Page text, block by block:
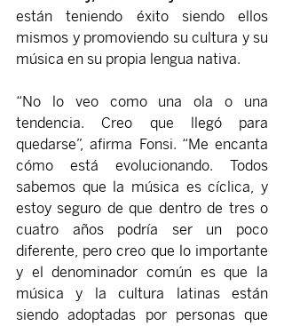
están teniendo éxito siendo ellos
mismos y promoviendo su cultura y su
música en su propia lengua nativa.
“No lo veo como una ola o una
tendencia. Creo que llegó para
quedarse”, afirma Fonsi. “Me encanta
cómo está evolucionando. Todos
sabemos que la música es cíclica, y
estoy seguro de que dentro de tres o
cuatro años podría ser un poco
diferente, pero creo que lo importante
y el denominador común es que la
música y la cultura latinas están
siendo adoptadas por personas que